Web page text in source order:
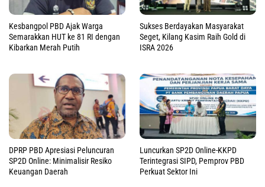
Kesbangpol PBD Ajak Warga
Semarakkan HUT ke 81 RI dengan
Kibarkan Merah Putih
Sukses Berdayakan Masyarakat
Seget, Kilang Kasim Raih Gold di
ISRA 2026
DPRP PBD Apresiasi Peluncuran
SP2D Online: Minimalisir Resiko
Keuangan Daerah
Luncurkan SP2D Online-KKPD
Terintegrasi SIPD, Pemprov PBD
Perkuat Sektor Ini